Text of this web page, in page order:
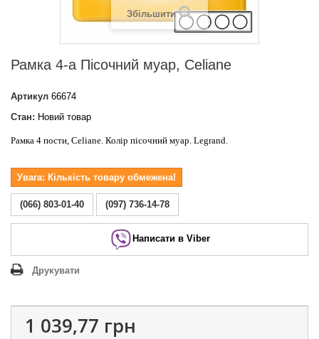
Збільшити
Рамка 4-а Пісочний муар, Celiane
Артикул 66674
Стан: Новий товар
Рамка 4 пости, Celiane. Колір пісочний муар. Legrand.
Увага: Кількість товару обмежена!
(066) 803-01-40 (097) 736-14-78
Написати в Viber
Друкувати
1 039,77 грн